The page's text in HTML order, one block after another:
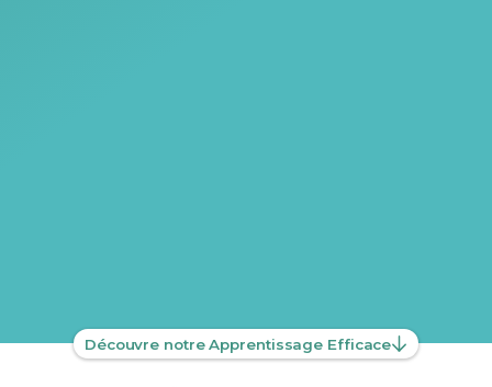
Découvre notre Apprentissage Efficace